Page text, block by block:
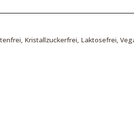
Kristallzuckerfrei, Laktosefrei,